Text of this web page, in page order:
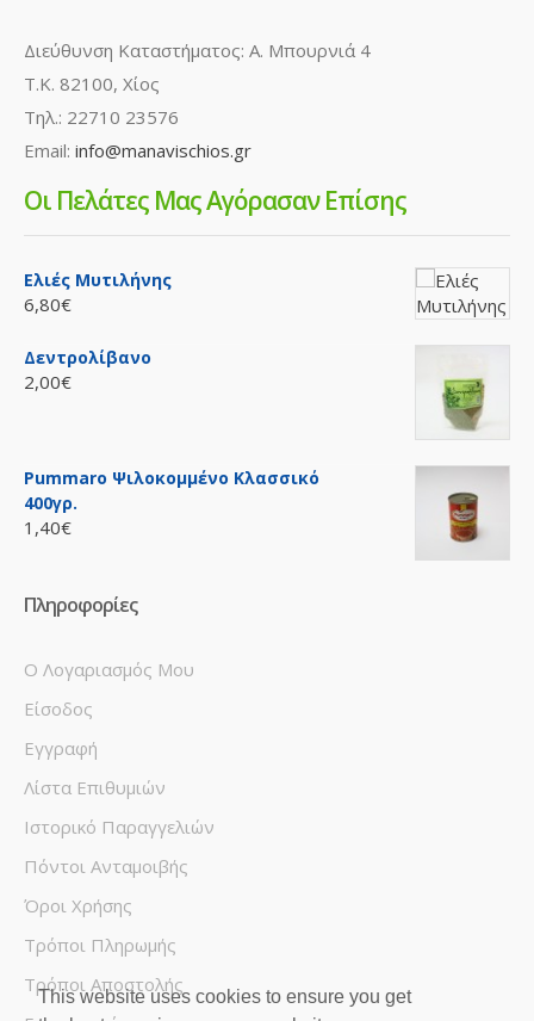
This website uses cookies to ensure you get
Διεύθυνση Καταστήματος: Α. Μπουρνιά 4
Τ.Κ. 82100, Χίος
Τηλ.: 22710 23576
Email: info@manavischios.gr
Οι Πελάτες Μας Αγόρασαν Επίσης
Ελιές Μυτιλήνης
6,80€
Δεντρολίβανο
2,00€
Pummaro Ψιλοκομμένο Κλασσικό
400γρ.
1,40€
Πληροφορίες
Ο Λογαριασμός Μου
Είσοδος
Εγγραφή
Λίστα Επιθυμιών
Ιστορικό Παραγγελιών
Πόντοι Ανταμοιβής
Όροι Χρήσης
Τρόποι Πληρωμής
Τρόποι Αποστολής